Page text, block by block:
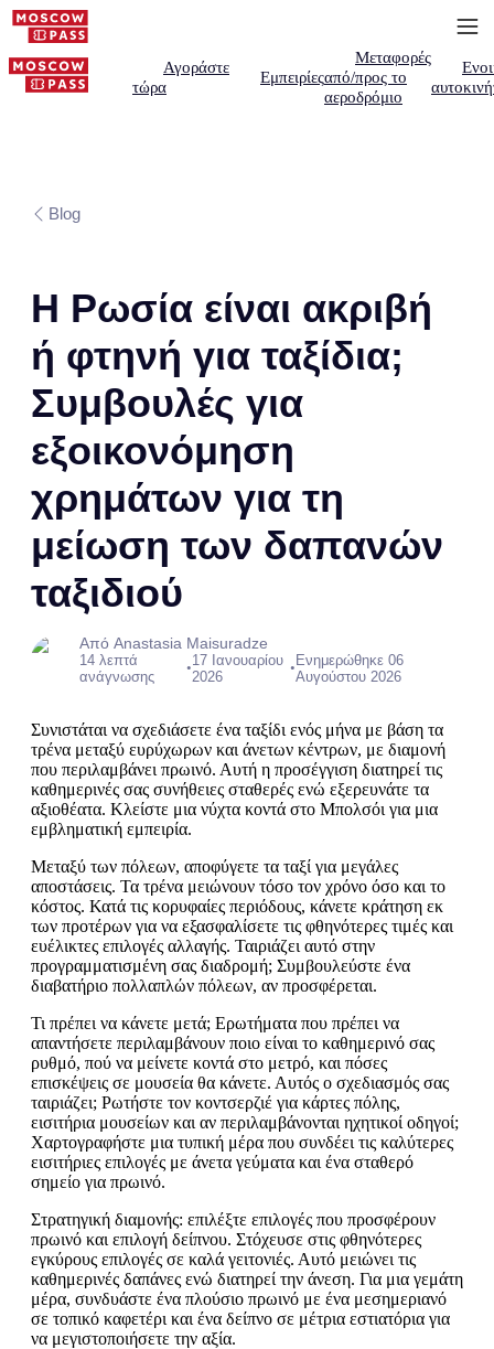
Αγοράστε
τώρα
Εμπειρίες
Μεταφορές
από/προς το
αεροδρόμιο
Blog
Η Ρωσία είναι ακριβή
ή φτηνή για ταξίδια;
Συμβουλές για
εξοικονόμηση
χρημάτων για τη
μείωση των δαπανών
ταξιδιού
Από Anastasia Maisuradze
14 λεπτά
ανάγνωσης
•17 Ιανουαρίου
2026
• Ενημερώθηκε 06
Αυγούστου 2026
Συνιστάται να σχεδιάσετε ένα ταξίδι ενός μήνα με βάση τα
τρένα μεταξύ ευρύχωρων και άνετων κέντρων, με διαμονή
που περιλαμβάνει πρωινό. Αυτή η προσέγγιση διατηρεί τις
καθημερινές σας συνήθειες σταθερές ενώ εξερευνάτε τα
αξιοθέατα. Κλείστε μια νύχτα κοντά στο Μπολσόι για μια
εμβληματική εμπειρία.
Μεταξύ των πόλεων, αποφύγετε τα ταξί για μεγάλες
αποστάσεις. Τα τρένα μειώνουν τόσο τον χρόνο όσο και το
κόστος. Κατά τις κορυφαίες περιόδους, κάνετε κράτηση εκ
των προτέρων για να εξασφαλίσετε τις φθηνότερες τιμές και
ευέλικτες επιλογές αλλαγής. Ταιριάζει αυτό στην
προγραμματισμένη σας διαδρομή; Συμβουλεύστε ένα
διαβατήριο πολλαπλών πόλεων, αν προσφέρεται.
Τι πρέπει να κάνετε μετά; Ερωτήματα που πρέπει να
απαντήσετε περιλαμβάνουν ποιο είναι το καθημερινό σας
ρυθμό, πού να μείνετε κοντά στο μετρό, και πόσες
επισκέψεις σε μουσεία θα κάνετε. Αυτός ο σχεδιασμός σας
ταιριάζει; Ρωτήστε τον κοντσερζιέ για κάρτες πόλης,
εισιτήρια μουσείων και αν περιλαμβάνονται ηχητικοί οδηγοί;
Χαρτογραφήστε μια τυπική μέρα που συνδέει τις καλύτερες
εισιτήριες επιλογές με άνετα γεύματα και ένα σταθερό
σημείο για πρωινό.
Στρατηγική διαμονής: επιλέξτε επιλογές που προσφέρουν
πρωινό και επιλογή δείπνου. Στόχευσε στις φθηνότερες
εγκύρους επιλογές σε καλά γειτονιές. Αυτό μειώνει τις
καθημερινές δαπάνες ενώ διατηρεί την άνεση. Για μια γεμάτη
μέρα, συνδυάστε ένα πλούσιο πρωινό με ένα μεσημεριανό
σε τοπικό καφετέρι και ένα δείπνο σε μέτρια εστιατόρια για
να μεγιστοποιήσετε την αξία.